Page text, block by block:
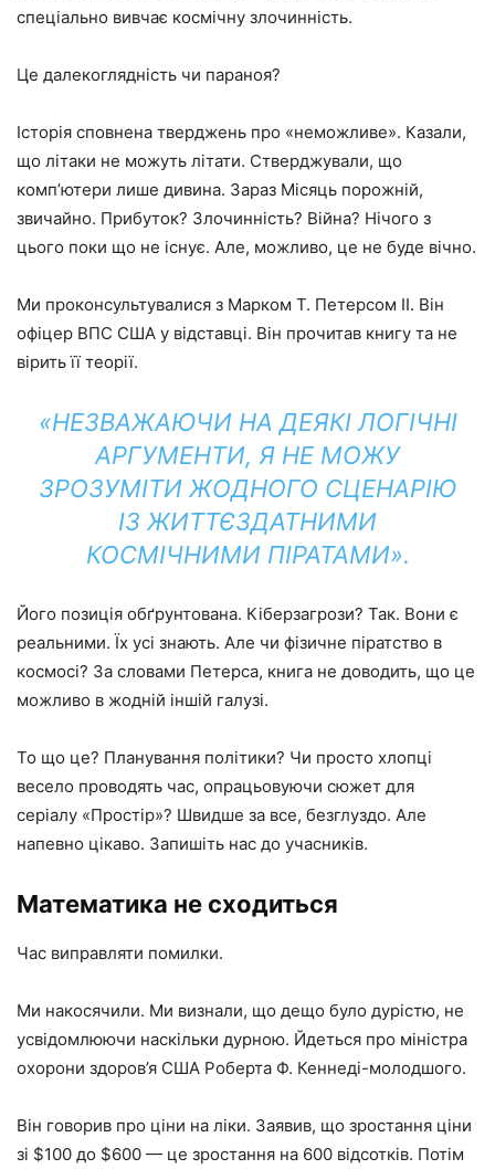
спеціально вивчає космічну злочинність.
Це далекоглядність чи параноя?
Історія сповнена тверджень про «неможливе». Казали,
що літаки не можуть літати. Стверджували, що
комп’ютери лише дивина. Зараз Місяць порожній,
звичайно. Прибуток? Злочинність? Війна? Нічого з
цього поки що не існує. Але, можливо, це не буде вічно.
Ми проконсультувалися з Марком Т. Петерсом ІІ. Він
офіцер ВПС США у відставці. Він прочитав книгу та не
вірить її теорії.
«НЕЗВАЖАЮЧИ НА ДЕЯКІ ЛОГІЧНІ
АРГУМЕНТИ, Я НЕ МОЖУ
ЗРОЗУМІТИ ЖОДНОГО СЦЕНАРІЮ
ІЗ ЖИТТЄЗДАТНИМИ
КОСМІЧНИМИ ПІРАТАМИ».
Його позиція обґрунтована. Кіберзагрози? Так. Вони є
реальними. Їх усі знають. Але чи фізичне піратство в
космосі? За словами Петерса, книга не доводить, що це
можливо в жодній іншій галузі.
То що це? Планування політики? Чи просто хлопці
весело проводять час, опрацьовуючи сюжет для
серіалу «Простір»? Швидше за все, безглуздо. Але
напевно цікаво. Запишіть нас до учасників.
Математика не сходиться
Час виправляти помилки.
Ми накосячили. Ми визнали, що дещо було дурістю, не
усвідомлюючи наскільки дурною. Йдеться про міністра
охорони здоров’я США Роберта Ф. Кеннеді-молодшого.
Він говорив про ціни на ліки. Заявив, що зростання ціни
зі $100 до $600 — це зростання на 600 відсотків. Потім